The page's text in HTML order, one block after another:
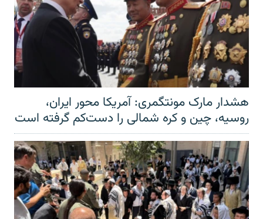
هشدار مارک مونتگمری: آمریکا محور ایران،
روسیه، چین و کره شمالی را دست‌کم گرفته است